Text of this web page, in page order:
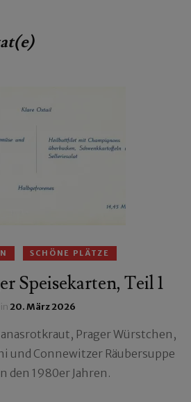
SCHÖNE PLÄTZE
Speisekarten, Teil 1
20. März 2026
Prager Würstchen,
und Connewitzer Räubersuppe
den 1980er Jahren.